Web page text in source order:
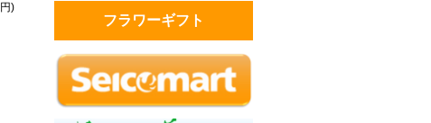
円)
フラワーギフト